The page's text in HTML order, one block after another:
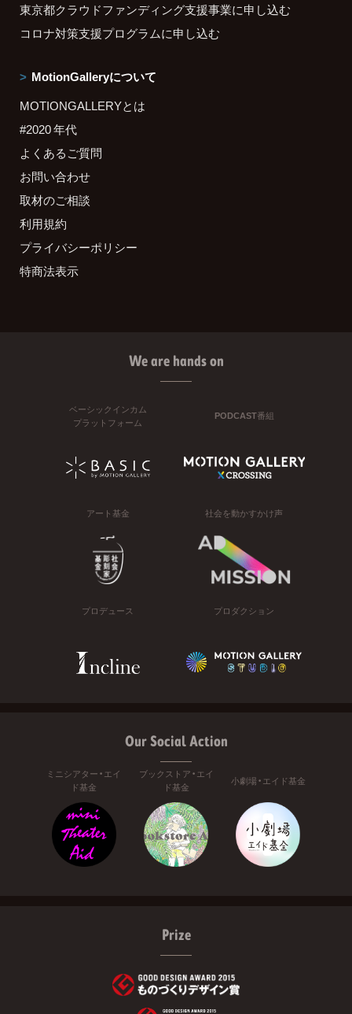
東京都クラウドファンディング支援事業に申し込む
コロナ対策支援プログラムに申し込む
MotionGalleryについて
MOTIONGALLERYとは
#2020 年代
よくあるご質問
お問い合わせ
取材のご相談
利用規約
プライバシーポリシー
特商法表示
We are hands on
ベーシックインカム
プラットフォーム
PODCAST番組
アート基金 社会を動かすかけ声
プロデュース プロダクション
Our Social Action
ミニシアター・エイ
ド基金
ブックストア・エイ
ド基金
小劇場・エイド基金
Prize